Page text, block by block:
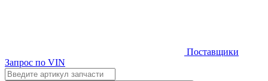
Поставщики
Запрос по VIN